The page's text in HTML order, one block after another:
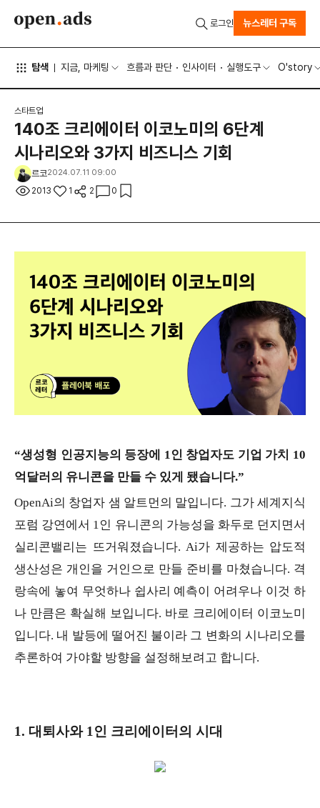
탐색 지금, 마케팅 흐름과 판단 인사이터 실행도구 O'story
로그인 뉴스레터 구독
스타트업
140조 크리에이터 이코노미의 6단계
시나리오와 3가지 비즈니스 기회
르코2024.07.11 09:00
2013 1 2 0
“생성형 인공지능의 등장에 1인 창업자도 기업 가치 10
억달러의 유니콘을 만들 수 있게 됐습니다.”
OpenAi의 창업자 샘 알트먼의 말입니다. 그가 세계지식
포럼 강연에서 1인 유니콘의 가능성을 화두로 던지면서
실리콘밸리는 뜨거워졌습니다. Ai가 제공하는 압도적
생산성은 개인을 거인으로 만들 준비를 마쳤습니다. 격
랑속에 놓여 무엇하나 쉽사리 예측이 어려우나 이것 하
나 만큼은 확실해 보입니다. 바로 크리에이터 이코노미
입니다. 내 발등에 떨어진 불이라 그 변화의 시나리오를
추론하여 가야할 방향을 설정해보려고 합니다.
1. 대퇴사와 1인 크리에이터의 시대